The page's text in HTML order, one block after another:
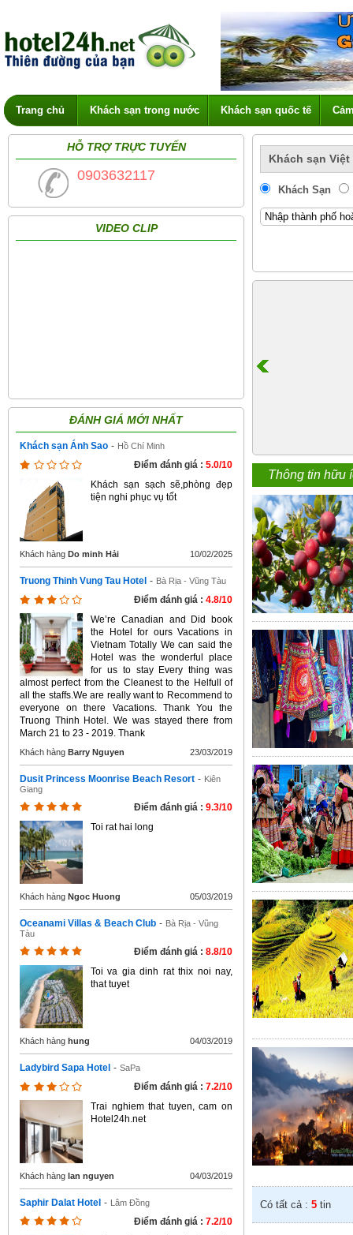
Trang chủ Khách sạn trong nước Khách sạn quốc tế
HỖ TRỢ TRỰC TUYẾN
0903632117
VIDEO CLIP
ĐÁNH GIÁ MỚI NHẤT
Khách sạn Ánh Sao - Hồ Chí Minh
Điểm đánh giá : 5.0/10
Khách sạn sạch sẽ,phòng đẹp
tiện nghi phục vụ tốt
Khách hàng Do minh Hải 10/02/2025
Truong Thinh Vung Tau Hotel - Bà Rịa - Vũng Tàu
Điểm đánh giá : 4.8/10
We’re Canadian and Did book
the Hotel for ours Vacations in
Vietnam Totally We can said the
Hotel was the wonderful place
for us to stay Every thing was
almost perfect from the Cleanest to the Helfull of
all the staffs.We are really want to Recommend to
everyone on there Vacations. Thank You the
Truong Thinh Hotel. We was stayed there from
March 21 to 23 - 2019. Thank
Khách hàng Barry Nguyen 23/03/2019
Dusit Princess Moonrise Beach Resort - Kiên
Giang
Điểm đánh giá : 9.3/10
Toi rat hai long
Khách hàng Ngoc Huong 05/03/2019
Oceanami Villas & Beach Club - Bà Rịa - Vũng
Tàu
Điểm đánh giá : 8.8/10
Toi va gia dinh rat thix noi nay,
that tuyet
Khách hàng hung 04/03/2019
Ladybird Sapa Hotel - SaPa
Điểm đánh giá : 7.2/10
Trai nghiem that tuyen, cam on
Hotel24h.net
Khách hàng lan nguyen 04/03/2019
Saphir Dalat Hotel - Lâm Đồng
Điểm đánh giá : 7.2/10
Khách sạn Việt
Khách Sạn
Thông tin hữu
Có tất cả : 5 tin